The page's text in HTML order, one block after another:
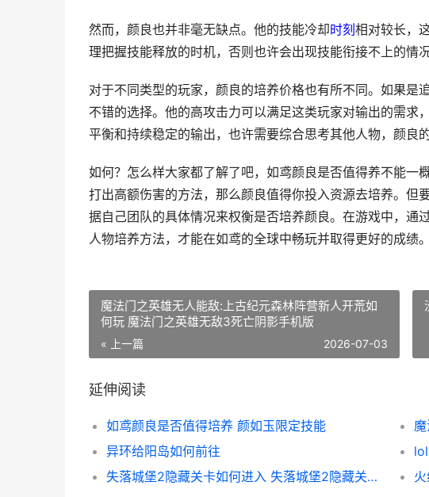
然而，颜良也并非毫无缺点。他的技能冷却时刻 相对较长，
理把握技能释放的时机，否则也许会出现技能衔接不上的情
对于不同类型的玩家，颜良的培养价格也有所不同。如果是
不错的选择。他的高攻击力可以满足这类玩家对输出的需求
平衡和持续稳定的输出，也许需要综合思考其他人物，颜良
如何？怎么样大家都了解了吧，如鸢颜良是否值得养不能一
打出高额伤害的方法，那么颜良值得你投入资源去培养。但
据自己团队的具体情况来权衡是否培养颜良。在游戏中，通
人物培养方法，才能在如鸢的全球中畅玩并取得更好的成绩。
魔法门之英雄无人能敌:上古纪元森林阵营新人开荒如
何玩 魔法门之英雄无敌3死亡阴影手机版
« 上一篇 2026-07-03
延伸阅读
如鸢颜良是否值得培养 颜如玉限定技能
异环给阳岛如何前往
失落城堡2隐藏关卡如何进入 失落城堡2隐藏关卡触发条件